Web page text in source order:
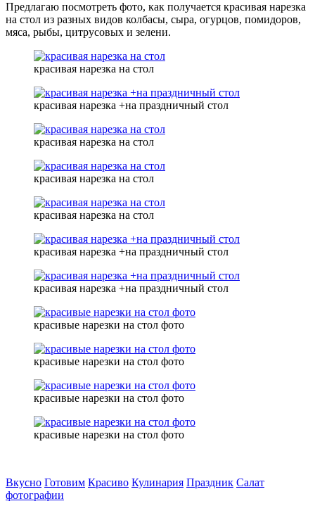
Предлагаю посмотреть фото, как получается красивая нарезка
на стол из разных видов колбасы, сыра, огурцов, помидоров,
мяса, рыбы, цитрусовых и зелени.
красивая нарезка на стол
красивая нарезка +на праздничный стол
красивая нарезка на стол
красивая нарезка на стол
красивая нарезка на стол
красивая нарезка +на праздничный стол
красивая нарезка +на праздничный стол
красивые нарезки на стол фото
красивые нарезки на стол фото
красивые нарезки на стол фото
красивые нарезки на стол фото
Вкусно Готовим Красиво Кулинария Праздник Салат
фотографии